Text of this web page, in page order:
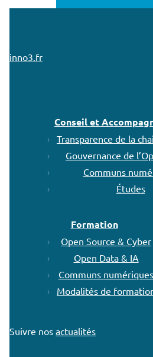
inno3.fr
Conseil et
Transparence de la
Gouvernance de
Communs
Études
Formation
Open Source & Cyber
Open Data & IA
Communs numériques
Modalités de
Suivre nos actualités